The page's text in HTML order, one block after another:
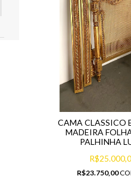
CAMA CLASSICO
MADEIRA
PALHINHA
R$23.750,00